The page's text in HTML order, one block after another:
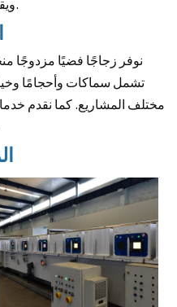
ويقلل بشكل أكبر من استهلاك الطاقة.
نوفر زجاجًا فضيًا مزدوجًا
تشمل سماكات وأحجامًا
مختلف المشاريع. كما نقدم